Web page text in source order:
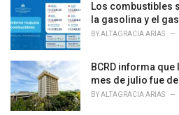
o
r
i
e
:
Los combustibles
la gasolina y el
BYALTAGRACIA ARIAS
BCRD informa que
mes de julio fue de
BYALTAGRACIA ARIAS